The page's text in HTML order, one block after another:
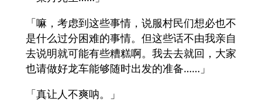
「嘛，考虑到这些事情，说服村民们想必也不
是什么过分困难的事情。但这些话不由我亲自
去说明就可能有些糟糕啊。我去去就回，大家
也请做好龙车能够随时出发的准备……」
「真让人不爽呐。」